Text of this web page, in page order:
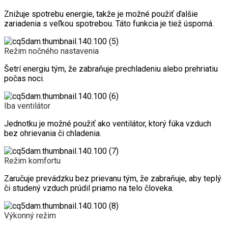
Znižuje spotrebu energie, takže je možné použiť ďalšie
zariadenia s veľkou spotrebou. Táto funkcia je tiež úsporná.
Režim nočného nastavenia
Šetrí energiu tým, že zabraňuje prechladeniu alebo prehriatiu
počas noci.
Iba ventilátor
Jednotku je možné použiť ako ventilátor, ktorý fúka vzduch
bez ohrievania či chladenia.
Režim komfortu
Zaručuje prevádzku bez prievanu tým, že zabraňuje, aby teplý
či studený vzduch prúdil priamo na telo človeka.
Výkonný režim